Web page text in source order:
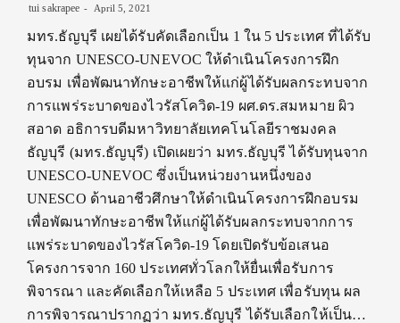
tui sakrapee April 5, 2021
มทร.ธัญบุรี เผยได้รับคัดเลือกเป็น 1 ใน 5 ประเทศ ที่ได้รับ
ทุนจาก UNESCO-UNEVOC ให้ดำเนินโครงการฝึก
อบรม เพื่อพัฒนาทักษะอาชีพให้แก่ผู้ได้รับผลกระทบจาก
การแพร่ระบาดของไวรัสโควิด-19 ผศ.ดร.สมหมาย ผิว
สอาด อธิการบดีมหาวิทยาลัยเทคโนโลยีราชมงคล
ธัญบุรี (มทร.ธัญบุรี) เปิดเผยว่า มทร.ธัญบุรี ได้รับทุนจาก
UNESCO-UNEVOC ซึ่งเป็นหน่วยงานหนึ่งของ
UNESCO ด้านอาชีวศึกษาให้ดำเนินโครงการฝึกอบรม
เพื่อพัฒนาทักษะอาชีพให้แก่ผู้ได้รับผลกระทบจากการ
แพร่ระบาดของไวรัสโควิด-19 โดยเปิดรับข้อเสนอ
โครงการจาก 160 ประเทศทั่วโลกให้ยื่นเพื่อรับการ
พิจารณา และคัดเลือกให้เหลือ 5 ประเทศ เพื่อรับทุน ผล
การพิจารณาปรากฏว่า มทร.ธัญบุรี ได้รับเลือกให้เป็น…